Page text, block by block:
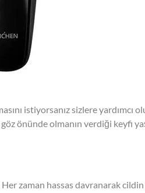
istiyorsanız sizlere yardımcı
önünde olmanın verdiği keyfi
zaman hassas davranarak